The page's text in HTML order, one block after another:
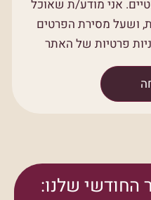
אני מודע/ת שאוכל
ושעל מסירת הפרטים
פרטיות של האתר
החודשי שלנו: